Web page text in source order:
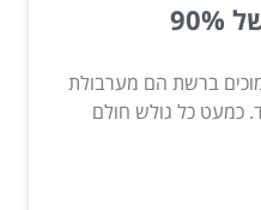
ברשת הם מערבולת
כמעט כל גולש חולם